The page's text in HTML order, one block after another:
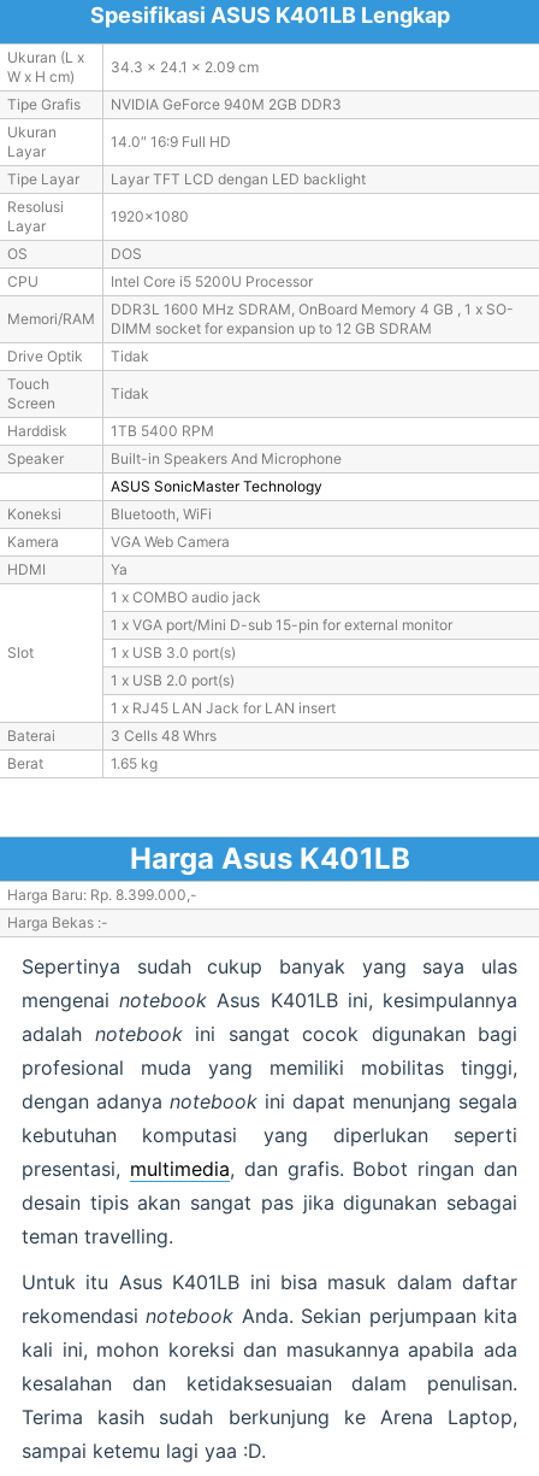
Spesifikasi ASUS K401LB Lengkap
Ukuran (L x
W x H cm)
34.3 x 24.1 x 2.09 cm
Tipe Grafis
NVIDIA GeForce 940M 2GB DDR3
Ukuran
Layar
14.0″ 16:9 Full HD
Tipe Layar
Layar TFT LCD dengan LED backlight
Resolusi
Layar
1920×1080
OS
DOS
CPU
Intel Core i5 5200U Processor
Memori/RAM
DDR3L 1600 MHz SDRAM, OnBoard Memory 4 GB , 1 x SO-
DIMM socket for expansion up to 12 GB SDRAM
Drive Optik
Tidak
Touch
Screen
Tidak
Harddisk
1TB 5400 RPM
Speaker
Built-in Speakers And Microphone
ASUS SonicMaster Technology
Koneksi
Bluetooth, WiFi
Kamera
VGA Web Camera
HDMI
Ya
Slot
1 x COMBO audio jack
1 x VGA port/Mini D-sub 15-pin for external monitor
1 x USB 3.0 port(s)
1 x USB 2.0 port(s)
1 x RJ45 LAN Jack for LAN insert
Baterai
3 Cells 48 Whrs
Berat
1.65 kg
Harga Asus K401LB
Harga Baru: Rp. 8.399.000,-
Harga Bekas :-
Sepertinya sudah cukup banyak yang saya ulas
mengenainotebook Asus K401LB ini, kesimpulannya
adalah notebook ini sangat cocok digunakan bagi
profesional muda yang memiliki mobilitas tinggi,
dengan adanya notebook ini dapat menunjang segala
kebutuhan komputasi yang diperlukan seperti
presentasi, multimedia, dan grafis. Bobot ringan dan
desain tipis akan sangat pas jika digunakan sebagai
teman travelling.
Untuk itu Asus K401LB ini bisa masuk dalam daftar
rekomendasinotebook Anda. Sekian perjumpaan kita
kali ini, mohon koreksi dan masukannya apabila ada
kesalahan dan ketidaksesuaian dalam penulisan.
Terima kasih sudah berkunjung ke Arena Laptop,
sampai ketemu lagi yaa :D.